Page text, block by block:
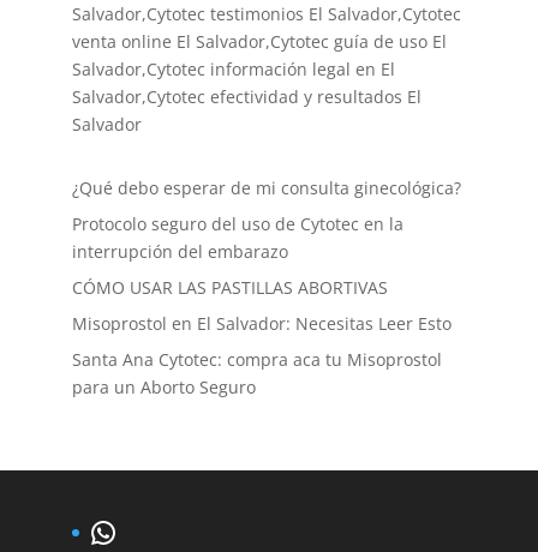
Salvador,Cytotec testimonios El Salvador,Cytotec
venta online El Salvador,Cytotec guía de uso El
Salvador,Cytotec información legal en El
Salvador,Cytotec efectividad y resultados El
Salvador
¿Qué debo esperar de mi consulta ginecológica?
Protocolo seguro del uso de Cytotec en la
interrupción del embarazo
CÓMO USAR LAS PASTILLAS ABORTIVAS
Misoprostol en El Salvador: Necesitas Leer Esto
Santa Ana Cytotec: compra aca tu Misoprostol
para un Aborto Seguro
WhatsApp